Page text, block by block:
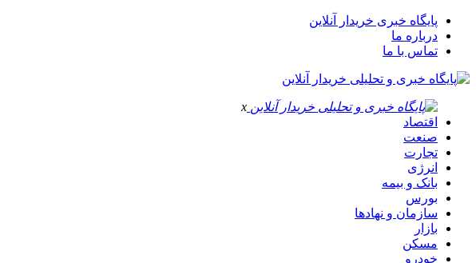
پایگاه خبری خریدار آنلاین
درباره ما
تماس با ما
x
اقتصاد
صنعت
تجارت
انرژی
بانک و بیمه
بورس
سازمان و نهادها
بازار
مسکن
خودرو